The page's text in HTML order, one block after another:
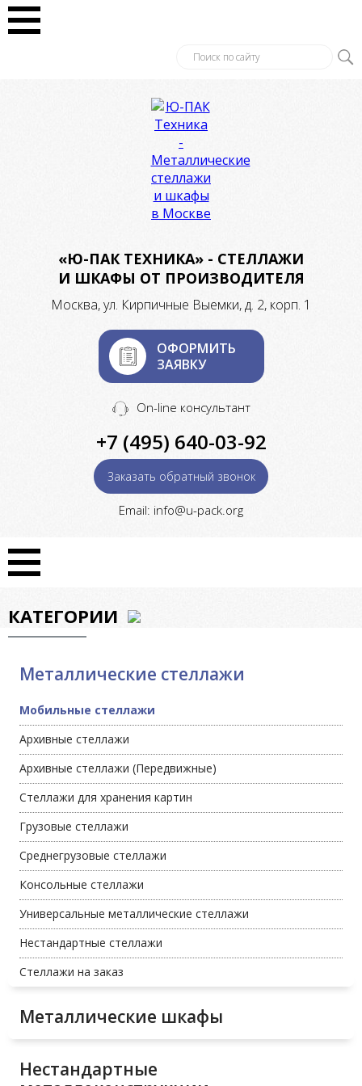
«Ю-ПАК ТЕХНИКА» - СТЕЛЛАЖИ
И ШКАФЫ ОТ ПРОИЗВОДИТЕЛЯ
Москва, ул. Кирпичные Выемки, д. 2, корп. 1
ОФОРМИТЬ
ЗАЯВКУ
On-line консультант
+7 (495) 640-03-92
Заказать обратный звонок
Email: info@u-pack.org
КАТЕГОРИИ
Металлические стеллажи
Мобильные стеллажи
Архивные стеллажи
Архивные стеллажи (Передвижные)
Стеллажи для хранения картин
Грузовые стеллажи
Среднегрузовые стеллажи
Консольные стеллажи
Универсальные металлические стеллажи
Нестандартные стеллажи
Стеллажи на заказ
Металлические шкафы
Нестандартные